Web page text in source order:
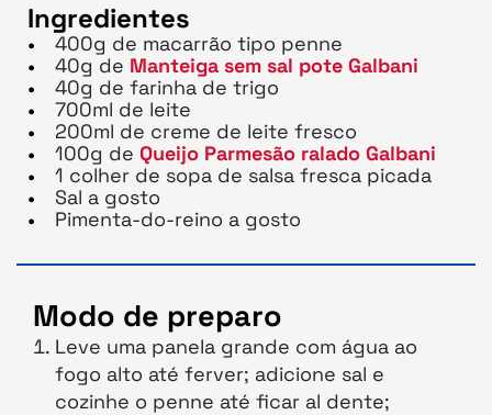
Ingredientes
400g de macarrão tipo penne
40g de Manteiga sem sal pote Galbani
40g de farinha de trigo
700ml de leite
200ml de creme de leite fresco
100g de Queijo Parmesão ralado Galbani
1 colher de sopa de salsa fresca picada
Sal a gosto
Pimenta-do-reino a gosto
Modo de preparo
Leve uma panela grande com água ao
fogo alto até ferver; adicione sal e
cozinhe o penne até ficar al dente;